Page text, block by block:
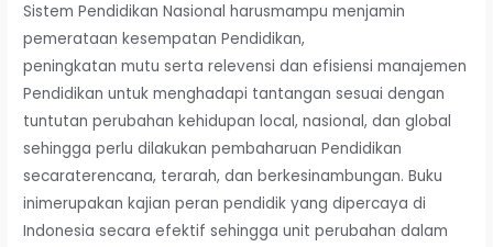
Sistem Pendidikan Nasional harusmampu menjamin
pemerataan kesempatan Pendidikan,
peningkatan mutu serta relevensi dan efisiensi manajemen
Pendidikan untuk menghadapi tantangan sesuai dengan
tuntutan perubahan kehidupan local, nasional, dan global
sehingga perlu dilakukan pembaharuan Pendidikan
secaraterencana, terarah, dan berkesinambungan. Buku
inimerupakan kajian peran pendidik yang dipercaya di
Indonesia secara efektif sehingga unit perubahan dalam